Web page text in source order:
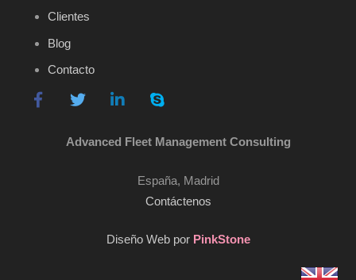
Clientes
Blog
Contacto
Advanced Fleet Management Consulting
España, Madrid
Contáctenos
Diseño Web por PinkStone